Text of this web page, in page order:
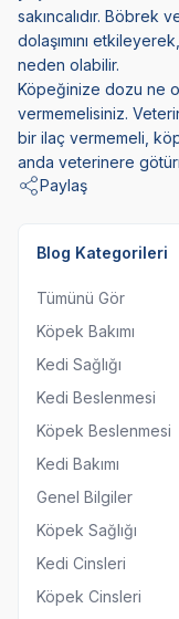
sakıncalıdır. Böbrek
dolaşımını
neden olabilir.
Köpeğinize dozu ne
vermemelisiniz.
bir ilaç vermemeli,
anda veterinere
Paylaş
Blog Kategorileri
Tümünü Gör
Köpek Bakımı
Kedi Sağlığı
Kedi Beslenmesi
Köpek Beslenmesi
Kedi Bakımı
Genel Bilgiler
Köpek Sağlığı
Kedi Cinsleri
Köpek Cinsleri